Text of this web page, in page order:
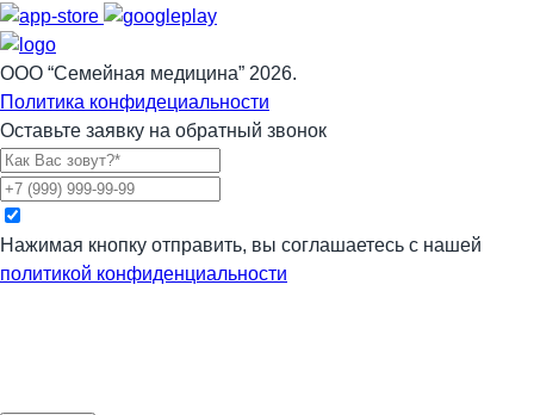
ООО “Семейная медицина” 2026.
Политика конфидециальности
Оставьте заявку на обратный звонок
Нажимая кнопку отправить, вы соглашаетесь с нашей
политикой конфиденциальности